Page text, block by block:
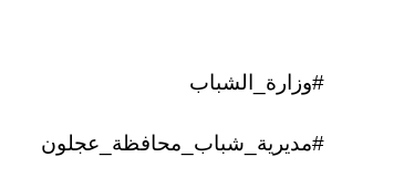
#وزارة_الشباب
#مديرية_شباب_محافظة_عجلون